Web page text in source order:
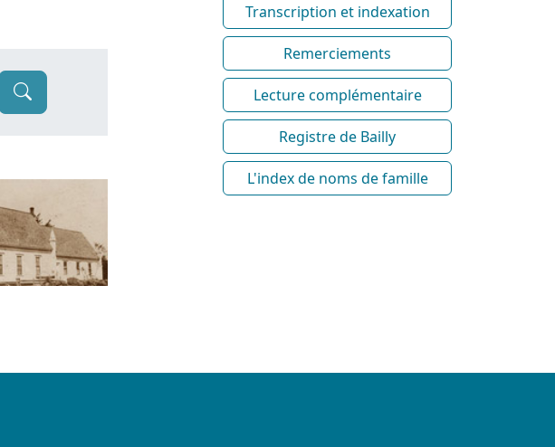
Transcription et indexation
Remerciements
Lecture complémentaire
Registre de Bailly
L'index de noms de famille